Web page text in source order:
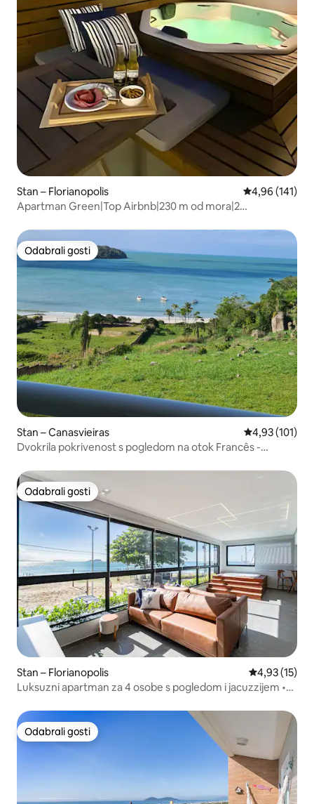
Stan – Florianopolis Prosječna
4,96 (141)
Apartman Green|Top Airbnb|230 m od mora|2
Odabrali gosti
Odabrali gosti
Stan – Canasvieiras Prosječna
4,93 (101)
Dvokrila pokrivenost s pogledom na otok Francês -
Odabrali gosti
Odabrali gosti
Stan – Florianopolis Prosječna
4,93 (15)
Luksuzni apartman za 4 osobe s pogledom i jacuzzijem •
Odabrali gosti
Odabrali gosti